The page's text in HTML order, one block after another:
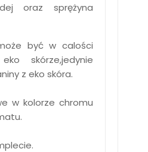
oraz sprężyna
być w calości
skórze,jedynie
z eko skóra.
w kolorze chromu